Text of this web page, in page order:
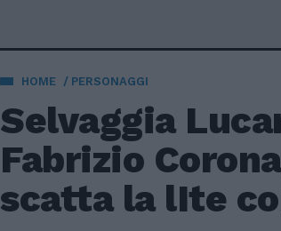
HOME PERSONAGGI
Selvaggia
Fabrizio
scatta la lIte